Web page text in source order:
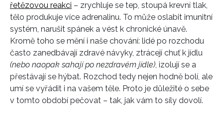
řetězovou reakci – zrychluje se tep, stoupá krevní tlak,
tělo produkuje více adrenalinu. To může oslabit imunitní
systém, narušit spánek a vést k chronické únavě.
Kromě toho se mění i naše chování: lidé po rozchodu
často zanedbávají zdravé návyky, ztrácejí chuť k jídlu
(nebo naopak sahají po nezdravém jídle), izolují se a
přestávají se hýbat. Rozchod tedy nejen hodně bolí, ale
umí se vyřádit i na vašem těle. Proto je důležité o sebe
v tomto období pečovat – tak, jak vám to síly dovolí.